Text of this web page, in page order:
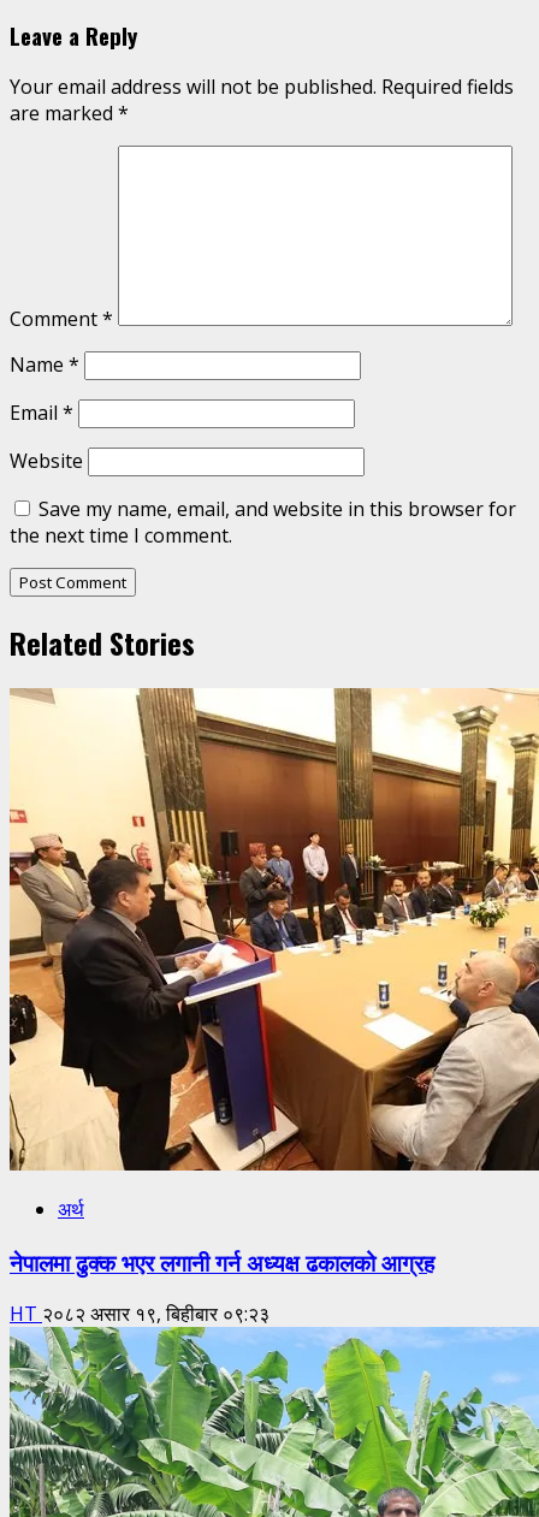
Leave a Reply
Your email address will not be published. Required fields
are marked *
Comment*
Name *
Email *
Website
Save my name, email, and website in this browser for
the next time I comment.
Related Stories
अर्थ
नेपालमा ढुक्क भएर लगानी गर्न अध्यक्ष ढकालको आग्रह
HT २०८२ असार १९, बिहीबार ०९:२३